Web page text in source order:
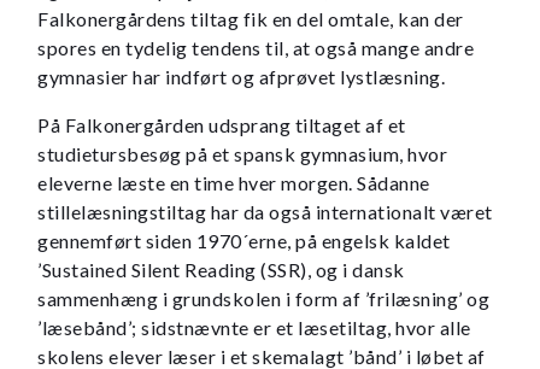
Falkonergårdens tiltag fik en del omtale, kan der
spores en tydelig tendens til, at også mange andre
gymnasier har indført og afprøvet lystlæsning.
På Falkonergården udsprang tiltaget af et
studietursbesøg på et spansk gymnasium, hvor
eleverne læste en time hver morgen. Sådanne
stillelæsningstiltag har da også internationalt været
gennemført siden 1970´erne, på engelsk kaldet
’Sustained Silent Reading (SSR), og i dansk
sammenhæng i grundskolen i form af ’frilæsning’ og
’læsebånd’; sidstnævnte er et læsetiltag, hvor alle
skolens elever læser i et skemalagt ’bånd’ i løbet af